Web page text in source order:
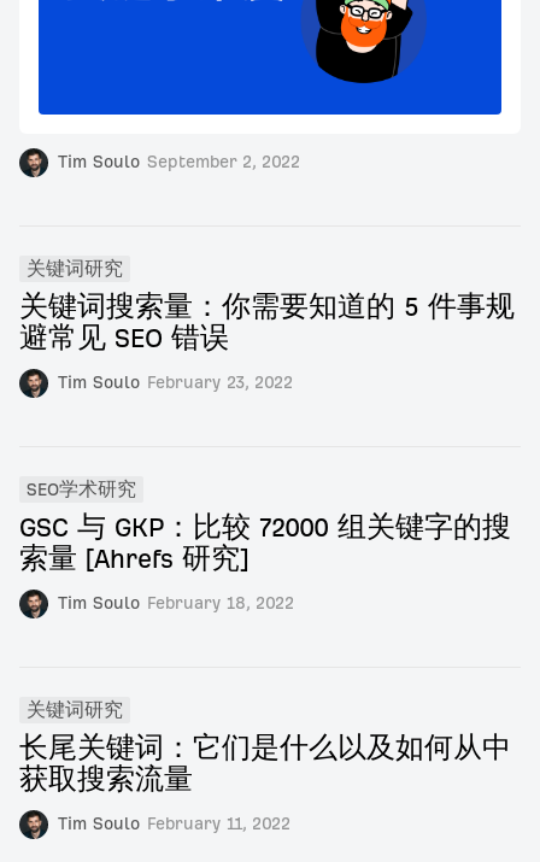
Tim Soulo September 2, 2022
Tim Soulo February 23, 2022
关键词研究
关键词搜索量：你需要知道的 5 件事规
避常见 SEO 错误
Tim Soulo February 18, 2022
SEO学术研究
GSC 与 GKP：比较 72000 组关键字的搜
索量 [Ahrefs 研究]
Tim Soulo February 11, 2022
关键词研究
长尾关键词：它们是什么以及如何从中
获取搜索流量